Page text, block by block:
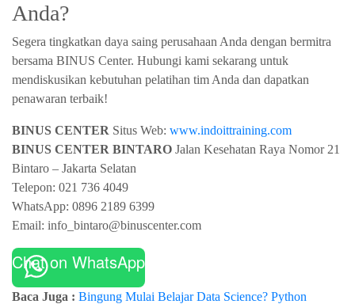
Anda?
Segera tingkatkan daya saing perusahaan Anda dengan bermitra
bersama BINUS Center. Hubungi kami sekarang untuk
mendiskusikan kebutuhan pelatihan tim Anda dan dapatkan
penawaran terbaik!
BINUS CENTER Situs Web: www.indoittraining.com
BINUS CENTER BINTARO Jalan Kesehatan Raya Nomor 21
Bintaro – Jakarta Selatan
Telepon: 021 736 4049
WhatsApp: 0896 2189 6399
Email: info_bintaro@binuscenter.com
Chat on WhatsApp
Baca Juga : Bingung Mulai Belajar Data Science? Python